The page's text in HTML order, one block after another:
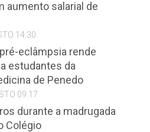
aumento salarial de
14:30
eclâmpsia rende
estudantes da
de Penedo
09:17
durante a madrugada
Colégio